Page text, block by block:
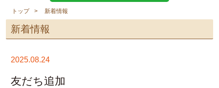
トップ 新着情報
新着情報
2025.08.24
友だち追加